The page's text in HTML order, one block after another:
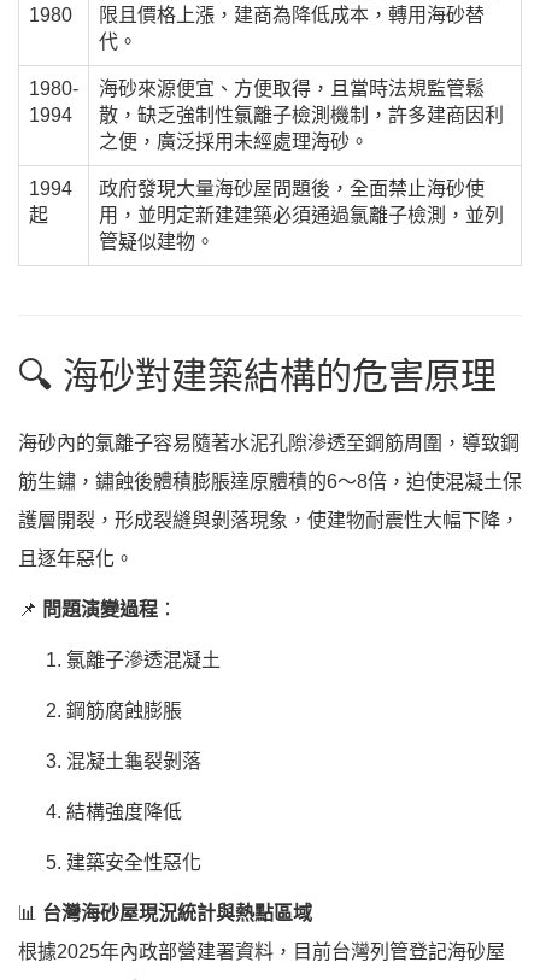
1980
限且價格上漲，建商為降低成本，轉用海砂替
代。
1980-
1994
海砂來源便宜、方便取得，且當時法規監管鬆
散，缺乏強制性氯離子檢測機制，許多建商因利
之便，廣泛採用未經處理海砂。
1994
起
政府發現大量海砂屋問題後，全面禁止海砂使
用，並明定新建建築必須通過氯離子檢測，並列
管疑似建物。
🔍 海砂對建築結構的危害原理
海砂內的氯離子容易隨著水泥孔隙滲透至鋼筋周圍，導致鋼
筋生鏽，鏽蝕後體積膨脹達原體積的6～8倍，迫使混凝土保
護層開裂，形成裂縫與剝落現象，使建物耐震性大幅下降，
且逐年惡化。
📌 問題演變過程 ：
氯離子滲透混凝土
鋼筋腐蝕膨脹
混凝土龜裂剝落
結構強度降低
建築安全性惡化
📊 台灣海砂屋現況統計與熱點區域
根據2025年內政部營建署資料，目前台灣列管登記海砂屋